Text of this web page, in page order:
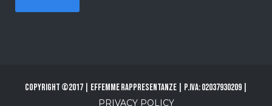
Copyright ©2017 | Effemme Rappresentanze | P.Iva: 02037930209 |
PRIVACY POLICY